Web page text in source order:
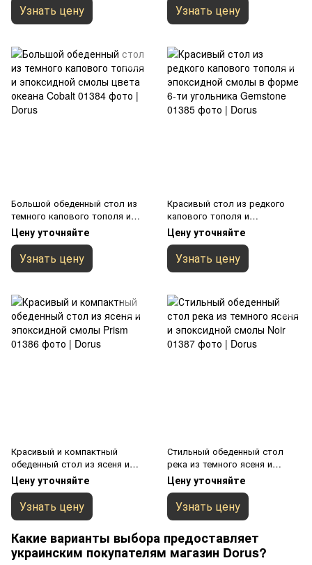
Узнать цену Узнать цену
Большой обеденный стол из
темного капового тополя и
эпоксидной смолы цвета
океана Cobalt
Цену уточняйте
Узнать цену
Красивый стол из редкого
капового тополя и
эпоксидной смолы в форме 6-
ти угольника Gemstone
Цену уточняйте
Узнать цену
Красивый и компактный
обеденный стол из ясеня и
эпоксидной смолы Prism
Цену уточняйте
Узнать цену
Стильный обеденный стол
река из темного ясеня и
эпоксидной смолы Noir
Цену уточняйте
Узнать цену
Какие варианты выбора предоставляет
украинским покупателям магазин Dorus?